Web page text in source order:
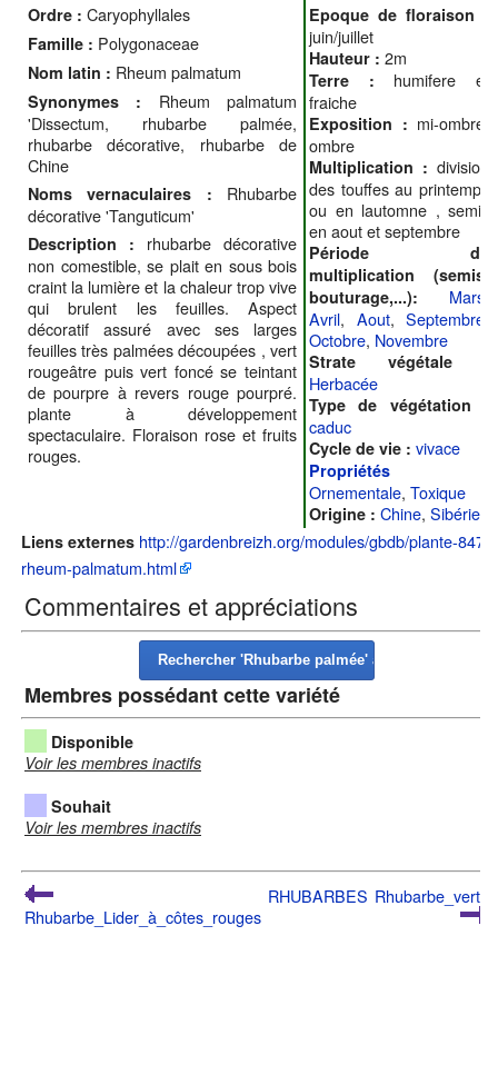
Ordre : Caryophyllales
Famille : Polygonaceae
Nom latin : Rheum palmatum
Synonymes : Rheum palmatum
'Dissectum, rhubarbe palmée,
rhubarbe décorative, rhubarbe de
Chine
Noms vernaculaires : Rhubarbe
décorative 'Tanguticum'
Description : rhubarbe décorative
non comestible, se plait en sous bois
craint la lumière et la chaleur trop vive
qui brulent les feuilles. Aspect
décoratif assuré avec ses larges
feuilles très palmées découpées , vert
rougeâtre puis vert foncé se teintant
de pourpre à revers rouge pourpré.
plante à développement
spectaculaire. Floraison rose et fruits
rouges.
Epoque de floraison :
juin/juillet
Hauteur : 2m
Terre : humifere et
fraiche
Exposition : mi-ombre,
ombre
Multiplication : division
des touffes au printemps
ou en lautomne , semis
en aout et septembre
Période de
multiplication (semis,
bouturage,...): Mars
Avril, Aout, Septembre
Octobre, Novembre
Strate végétale :
Herbacée
Type de végétation :
caduc
Cycle de vie : vivace
Propriétés
Ornementale, Toxique
Origine : Chine, Sibérie
Liens externes http://gardenbreizh.org/modules/gbdb/plante-847-
rheum-palmatum.html
Commentaires et appréciations
Membres possédant cette variété
Disponible
Voir les membres inactifs
Souhait
Voir les membres inactifs
Rhubarbe_Lider_à_côtes_rouges
RHUBARBES Rhubarbe_verte